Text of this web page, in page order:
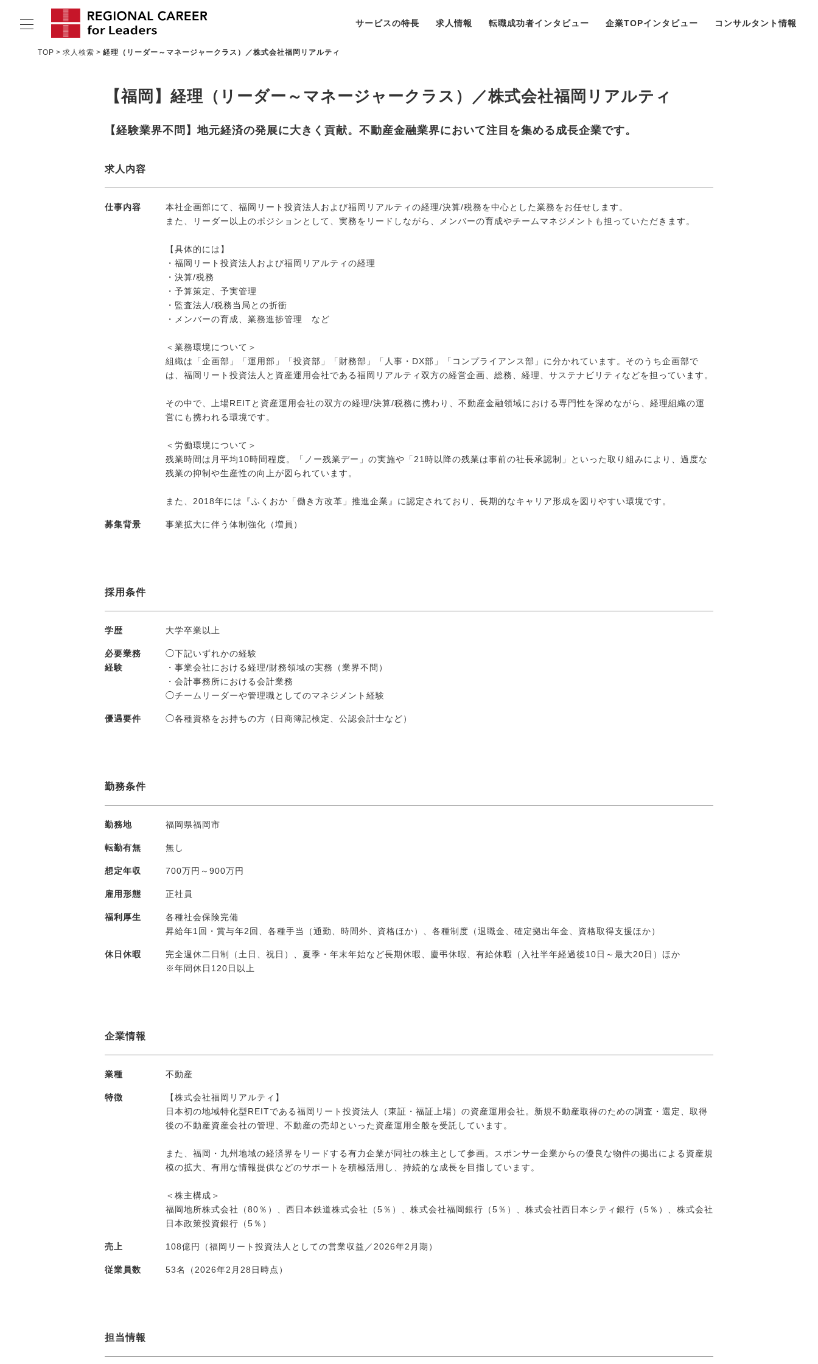
サービスの特長 求人情報 転職成功者インタビュー 企業TOPインタビュー コンサルタント情報
コンサルタント情報
今すぐ転職をお考えの方
中長期で転職をお考えの方
TOP 求人検索 経理（リーダー～マネージャークラス）／株式会社福岡リアルティ
【福岡】経理（リーダー～マネージャークラス）／株式会社福岡リアルティ
【経験業界不問】地元経済の発展に大きく貢献。不動産金融業界において注目を集める成長企業です。
求人内容
仕事内容
本社企画部にて、福岡リート投資法人および福岡リアルティの経理/決算/税務を中心とした業務をお任せします。
また、リーダー以上のポジションとして、実務をリードしながら、メンバーの育成やチームマネジメントも担っていただきます。
【具体的には】
・福岡リート投資法人および福岡リアルティの経理
・決算/税務
・予算策定、予実管理
・監査法人/税務当局との折衝
・メンバーの育成、業務進捗管理 など
＜業務環境について＞
組織は「企画部」「運用部」「投資部」「財務部」「人事・DX部」「コンプライアンス部」に分かれています。そのうち企画部で
は、福岡リート投資法人と資産運用会社である福岡リアルティ双方の経営企画、総務、経理、サステナビリティなどを担っています。
その中で、上場REITと資産運用会社の双方の経理/決算/税務に携わり、不動産金融領域における専門性を深めながら、経理組織の運
営にも携われる環境です。
＜労働環境について＞
残業時間は月平均10時間程度。「ノー残業デー」の実施や「21時以降の残業は事前の社長承認制」といった取り組みにより、過度な
残業の抑制や生産性の向上が図られています。
また、2018年には『ふくおか「働き方改革」推進企業』に認定されており、長期的なキャリア形成を図りやすい環境です。
募集背景 事業拡大に伴う体制強化（増員）
採用条件
学歴 大学卒業以上
必要業務
経験
◯下記いずれかの経験
・事業会社における経理/財務領域の実務（業界不問）
・会計事務所における会計業務
◯チームリーダーや管理職としてのマネジメント経験
優遇要件 ◯各種資格をお持ちの方（日商簿記検定、公認会計士など）
勤務条件
勤務地 福岡県福岡市
転勤有無 無し
想定年収 700万円～900万円
雇用形態 正社員
福利厚生
各種社会保険完備
昇給年1回・賞与年2回、各種手当（通勤、時間外、資格ほか）、各種制度（退職金、確定拠出年金、資格取得支援ほか）
休日休暇
完全週休二日制（土日、祝日）、夏季・年末年始など長期休暇、慶弔休暇、有給休暇（入社半年経過後10日～最大20日）ほか
※年間休日120日以上
企業情報
業種 不動産
特徴
【株式会社福岡リアルティ】
日本初の地域特化型REITである福岡リート投資法人（東証・福証上場）の資産運用会社。新規不動産取得のための調査・選定、取得
後の不動産資産会社の管理、不動産の売却といった資産運用全般を受託しています。
また、福岡・九州地域の経済界をリードする有力企業が同社の株主として参画。スポンサー企業からの優良な物件の拠出による資産規
模の拡大、有用な情報提供などのサポートを積極活用し、持続的な成長を目指しています。
＜株主構成＞
福岡地所株式会社（80％）、西日本鉄道株式会社（5％）、株式会社福岡銀行（5％）、株式会社西日本シティ銀行（5％）、株式会社
日本政策投資銀行（5％）
売上 108億円（福岡リート投資法人としての営業収益／2026年2月期）
従業員数 53名（2026年2月28日時点）
担当情報